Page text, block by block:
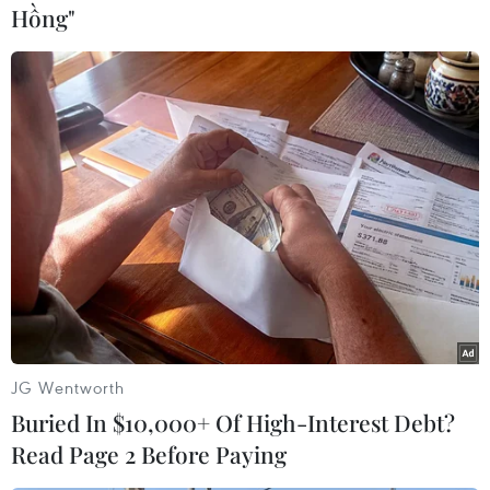
mạng và hàng trămnghìn người phải dời bỏ nhà
cửa đi lánh nạn trong 4 năm qua./.
(TTXVN/Vietnam+)
Hồng"
JG Wentworth
Buried In $10,000+ Of High-Interest Debt?
Read Page 2 Before Paying